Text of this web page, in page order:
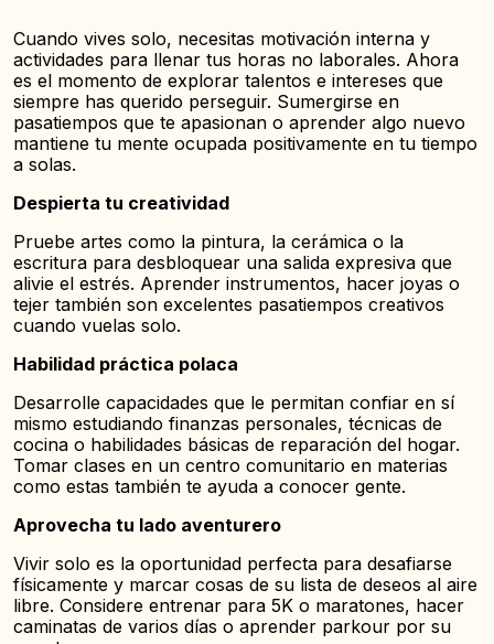
Cuando vives solo, necesitas motivación interna y
actividades para llenar tus horas no laborales. Ahora
es el momento de explorar talentos e intereses que
siempre has querido perseguir. Sumergirse en
pasatiempos que te apasionan o aprender algo nuevo
mantiene tu mente ocupada positivamente en tu tiempo
a solas.
Despierta tu creatividad
Pruebe artes como la pintura, la cerámica o la
escritura para desbloquear una salida expresiva que
alivie el estrés. Aprender instrumentos, hacer joyas o
tejer también son excelentes pasatiempos creativos
cuando vuelas solo.
Habilidad práctica polaca
Desarrolle capacidades que le permitan confiar en sí
mismo estudiando finanzas personales, técnicas de
cocina o habilidades básicas de reparación del hogar.
Tomar clases en un centro comunitario en materias
como estas también te ayuda a conocer gente.
Aprovecha tu lado aventurero
Vivir solo es la oportunidad perfecta para desafiarse
físicamente y marcar cosas de su lista de deseos al aire
libre. Considere entrenar para 5K o maratones, hacer
caminatas de varios días o aprender parkour por su